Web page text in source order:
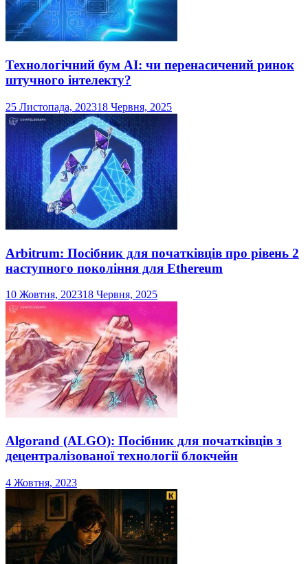
Технологічний бум AI: чи перенасичений ринок
штучного інтелекту?
25 Листопада, 202318 Червня, 2025
Arbitrum: Посібник для початківців про рівень 2
наступного покоління для Ethereum
10 Жовтня, 202318 Червня, 2025
Algorand (ALGO): Посібник для початківців з
децентралізованої технології блокчейн
4 Жовтня, 2023